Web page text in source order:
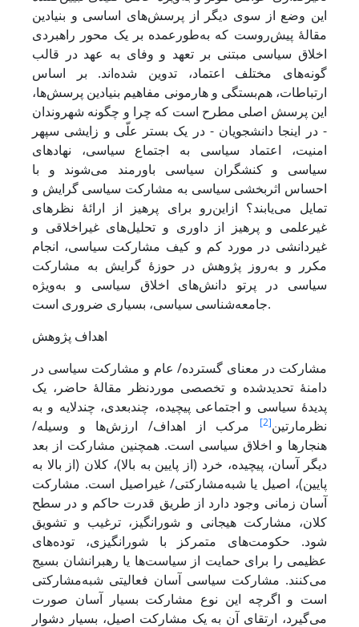
این وضع از‌ سوی ‌دیگر از پرسش‌های اساسی و بنیادین
مقالۀ پیش‌روست که به‌طورعمده بر یک محور راهبردی
اخلاق سیاسی مبتنی بر تعهد و وفای به عهد در قالب
گونه‌های مختلف اعتماد، تدوین شده‌اند. بر اساس
ارتباطات، هم‌بستگی و هارمونی مفاهیم بنیادین پرسش‌ها،
این پرسش اصلی مطرح است که چرا و چگونه شهروندان
- در اینجا دانشجویان - در یک بستر علّی و زایشی سپهر
امنیت، اعتماد سیاسی به اجتماع سیاسی، نهادهای
سیاسی و کنشگران سیاسی باورمند می‌شوند و با
احساس اثربخشی سیاسی به مشارکت سیاسی گرایش و
تمایل می‌یابند؟ ازاین‌رو برای پرهیز از ارائۀ نظرهای
غیرعلمی و پرهیز از داوری و تحلیل‌های غیراخلاقی و
غیردانشی در مورد کم و کیف مشارکت سیاسی، انجام
مکرر و به‌روز پژوهش در حوزۀ گرایش به مشارکت
سیاسی در پرتو دانش‌های اخلاق سیاسی و به‌ویژه
جامعه‌شناسی سیاسی، بسیاری ضروری است.
اهداف پژوهش
مشارکت در معنای گسترده/ عام و مشارکت سیاسی در
دامنۀ تحدیدشده و تخصصی‌ موردنظر مقالۀ حاضر، یک
پدیدۀ سیاسی و اجتماعی پیچیده، چندبعدی، چندلایه و به
‌نظرمارتین[2]
مرکب از اهداف/ ارزش‌ها و وسیله/
هنجارها و اخلاق سیاسی است. همچنین مشارکت از بعد
دیگر آسان، پیچیده، خرد (از پایین به بالا)، کلان (از بالا به
پایین)، اصیل یا شبه‌مشارکتی/ غیراصیل است. ‌مشارکت
آسان زمانی وجود دارد از طریق قدرت حاکم و در سطح
کلان، مشارکت هیجانی و شورانگیز، ترغیب و تشویق
شود. ‌حکومت‌های متمرکز با شورانگیزی، توده‌های
عظیمی را برای حمایت از سیاست‌ها یا رهبرانشان بسیج
می‌‌‌‌‌‌‌‌‌‌‌‌‌‌‌‌‌‌‌‌‌کنند. ‌مشارکت سیاسی آسان فعالیتی شبه‌مشارکتی
است و ‌اگرچه این نوع مشارکت بسیار آسان صورت
می‌گیرد، ارتقای آن به یک مشارکت اصیل، بسیار دشوار